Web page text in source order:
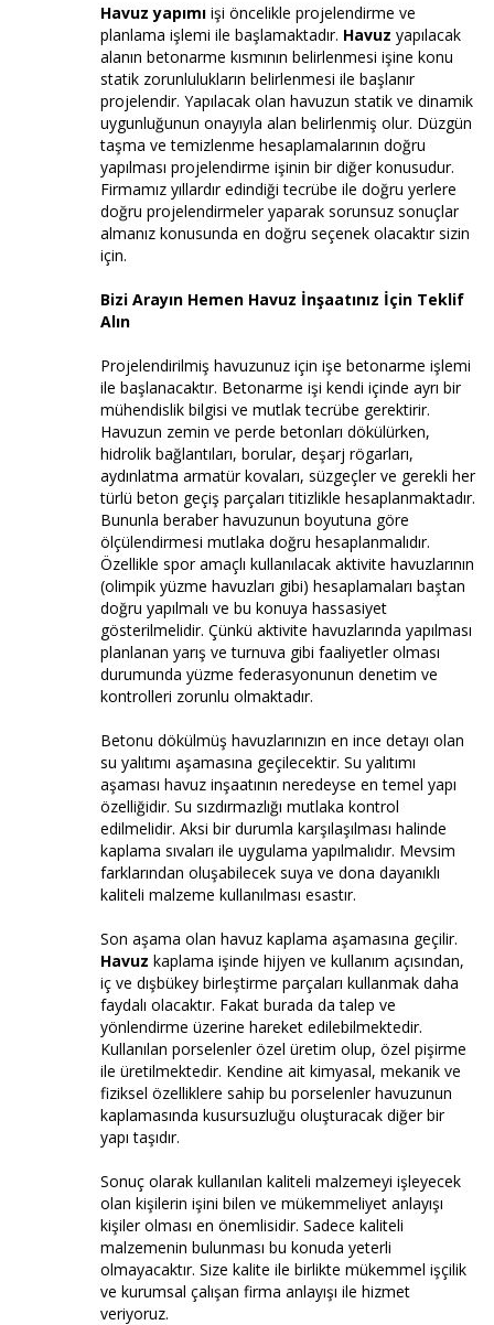
Havuz yapımı işi öncelikle projelendirme ve
planlama işlemi ile başlamaktadır. Havuz yapılacak
alanın betonarme kısmının belirlenmesi işine konu
statik zorunlulukların belirlenmesi ile başlanır
projelendir. Yapılacak olan havuzun statik ve dinamik
uygunluğunun onayıyla alan belirlenmiş olur. Düzgün
taşma ve temizlenme hesaplamalarının doğru
yapılması projelendirme işinin bir diğer konusudur.
Firmamız yıllardır edindiği tecrübe ile doğru yerlere
doğru projelendirmeler yaparak sorunsuz sonuçlar
almanız konusunda en doğru seçenek olacaktır sizin
için.
Bizi Arayın Hemen Havuz İnşaatınız İçin Teklif
Alın
Projelendirilmiş havuzunuz için işe betonarme işlemi
ile başlanacaktır. Betonarme işi kendi içinde ayrı bir
mühendislik bilgisi ve mutlak tecrübe gerektirir.
Havuzun zemin ve perde betonları dökülürken,
hidrolik bağlantıları, borular, deşarj rögarları,
aydınlatma armatür kovaları, süzgeçler ve gerekli her
türlü beton geçiş parçaları titizlikle hesaplanmaktadır.
Bununla beraber havuzunun boyutuna göre
ölçülendirmesi mutlaka doğru hesaplanmalıdır.
Özellikle spor amaçlı kullanılacak aktivite havuzlarının
(olimpik yüzme havuzları gibi) hesaplamaları baştan
doğru yapılmalı ve bu konuya hassasiyet
gösterilmelidir. Çünkü aktivite havuzlarında yapılması
planlanan yarış ve turnuva gibi faaliyetler olması
durumunda yüzme federasyonunun denetim ve
kontrolleri zorunlu olmaktadır.
Betonu dökülmüş havuzlarınızın en ince detayı olan
su yalıtımı aşamasına geçilecektir. Su yalıtımı
aşaması havuz inşaatının neredeyse en temel yapı
özelliğidir. Su sızdırmazlığı mutlaka kontrol
edilmelidir. Aksi bir durumla karşılaşılması halinde
kaplama sıvaları ile uygulama yapılmalıdır. Mevsim
farklarından oluşabilecek suya ve dona dayanıklı
kaliteli malzeme kullanılması esastır.
Son aşama olan havuz kaplama aşamasına geçilir.
Havuz kaplama işinde hijyen ve kullanım açısından,
iç ve dışbükey birleştirme parçaları kullanmak daha
faydalı olacaktır. Fakat burada da talep ve
yönlendirme üzerine hareket edilebilmektedir.
Kullanılan porselenler özel üretim olup, özel pişirme
ile üretilmektedir. Kendine ait kimyasal, mekanik ve
fiziksel özelliklere sahip bu porselenler havuzunun
kaplamasında kusursuzluğu oluşturacak diğer bir
yapı taşıdır.
Sonuç olarak kullanılan kaliteli malzemeyi işleyecek
olan kişilerin işini bilen ve mükemmeliyet anlayışı
kişiler olması en önemlisidir. Sadece kaliteli
malzemenin bulunması bu konuda yeterli
olmayacaktır. Size kalite ile birlikte mükemmel işçilik
ve kurumsal çalışan firma anlayışı ile hizmet
veriyoruz.